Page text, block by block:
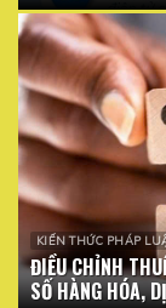
KIẾN THỨC PHÁP
ĐIỀU CHỈNH
SỐ HÀNG HÓA,